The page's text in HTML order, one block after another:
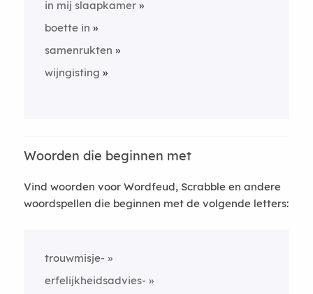
in mij slaapkamer
boette in
samenrukten
wijngisting
Woorden die beginnen met
Vind woorden voor Wordfeud, Scrabble en andere
woordspellen die beginnen met de volgende letters:
trouwmisje-
erfelijkheidsadvies-